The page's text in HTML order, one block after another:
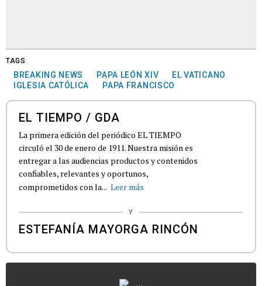
TAGS
BREAKING NEWS PAPA LEÓN XIV
EL VATICANO
IGLESIA CATÓLICA
PAPA FRANCISCO
EL TIEMPO / GDA
La primera edición del periódico EL TIEMPO
circuló el 30 de enero de 1911. Nuestra misión es
entregar a las audiencias productos y contenidos
confiables, relevantes y oportunos,
comprometidos con la... Leer más
Y
ESTEFANÍA MAYORGA RINCÓN
...